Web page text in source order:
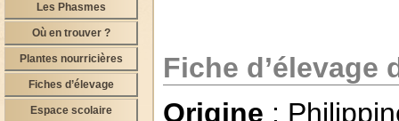
Les Phasmes
Où en trouver ?
Plantes nourricières
Fiches d’élevage
Espace scolaire
Fiche d’élevage
Origine :